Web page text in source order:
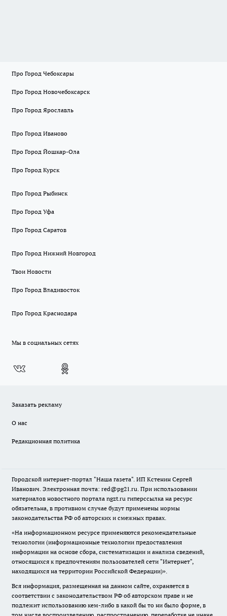
Про Город Чебоксары
Про Город Новочебоксарск
Про Город Ярославль
Про Город Иваново
Про Город Йошкар-Ола
Про Город Курск
Про Город Рыбинск
Про Город Уфа
Про Город Саратов
Про Город Нижний Новгород
Твои Новости
Про Город Владивосток
Про Город Краснодара
Мы в социальных сетях
Заказать рекламу
О нас
Редакционная политика
Городской интернет-портал "Наша газета". ИП Кстенин Сергей
Иванович. Электронная почта: red@pg21.ru. При использовании
материалов новостного портала ngzt.ru гиперссылка на ресурс
обязательна, в противном случае будут применены нормы
законодательства РФ об авторских и смежных правах.
«На информационном ресурсе применяются рекомендательные
технологии (информационные технологии предоставления
информации на основе сбора, систематизации и анализа сведений,
относящихся к предпочтениям пользователей сети "Интернет",
находящихся на территории Российской Федерации)».
Вся информация, размещенная на данном сайте, охраняется в
соответствии с законодательством РФ об авторском праве и не
подлежит использованию кем-либо в какой бы то ни было форме, в